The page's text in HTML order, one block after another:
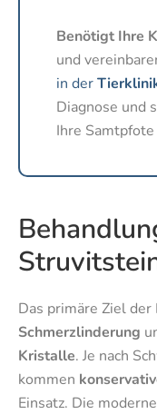
Benötigt Ihre
und
in der
Diagnose und
Ihre
Das primäre Ziel
Schmerzlinderung
Kristalle. Je nach
kommen
Einsatz. Die